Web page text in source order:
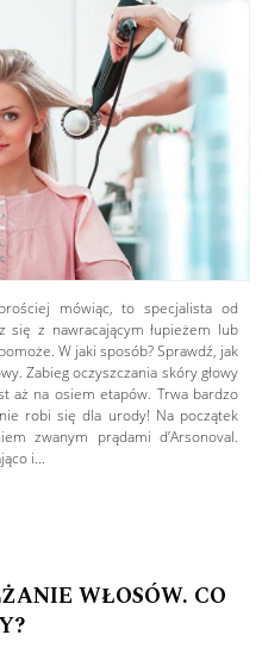
mówiąc, to specjalista od
się z nawracającym łupieżem lub
W jaki sposób? Sprawdź, jak
Zabieg oczyszczania skóry głowy
aż na osiem etapów. Trwa bardzo
robi się dla urody! Na początek
zwanym prądami d’Arsonoval.
i...
WŁOSÓW. CO